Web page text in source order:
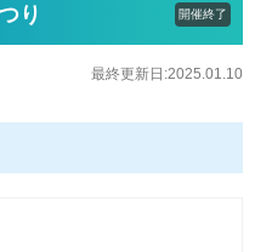
り 開催終了
最終更新日:2025.01.10